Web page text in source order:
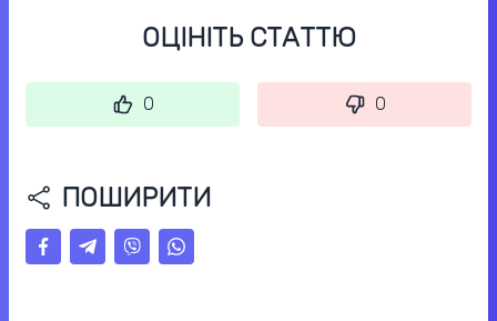
ОЦІНІТЬ СТАТТЮ
0 0
ПОШИРИТИ